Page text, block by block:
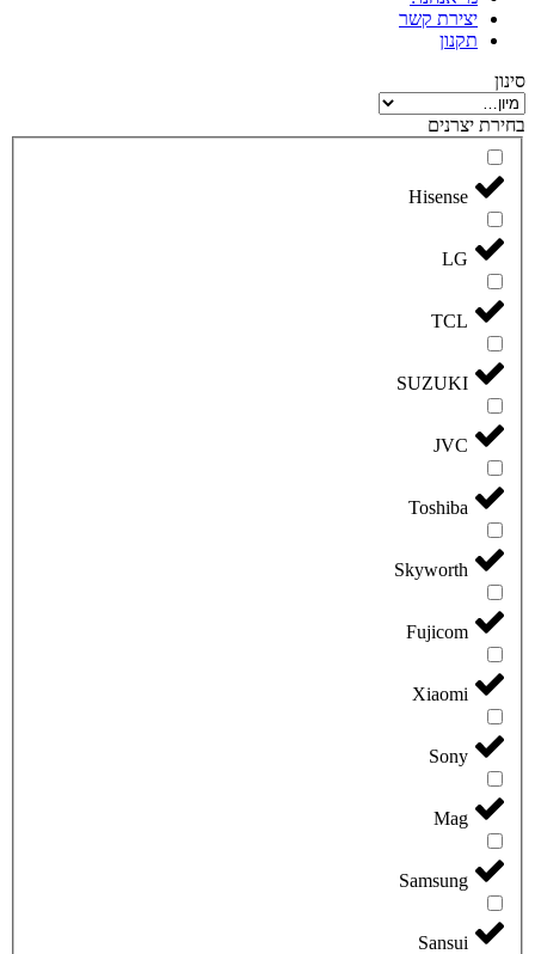
יצירת קשר
תקנון
סינון
בחירת יצרנים
Hisense
LG
TCL
SUZUKI
JVC
Toshiba
Skyworth
Fujicom
Xiaomi
Sony
Mag
Samsung
Sansui